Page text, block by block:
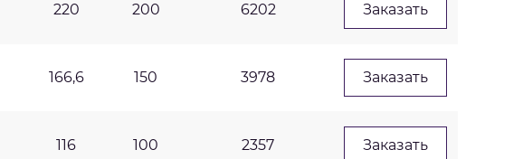
220 200 6202 Заказать
166,6 150 3978 Заказать
116 100 2357 Заказать